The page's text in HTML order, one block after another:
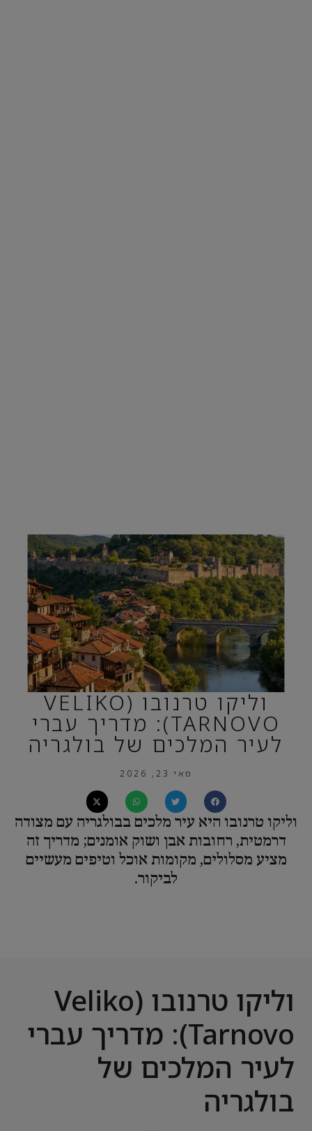
וליקו טרנובו (VELIKO
TARNOVO): מדריך עברי
לעיר המלכים של בולגריה
מאי 23, 2026
וליקו טרנובו היא עיר מלכים בבולגריה עם מצודה
דרמטית, רחובות אבן ושוק אומנים; מדריך זה
מציע מסלולים, מקומות אוכל וטיפים מעשיים
לביקור.
וליקו טרנובו (Veliko
Tarnovo): מדריך עברי
לעיר המלכים של
בולגריה